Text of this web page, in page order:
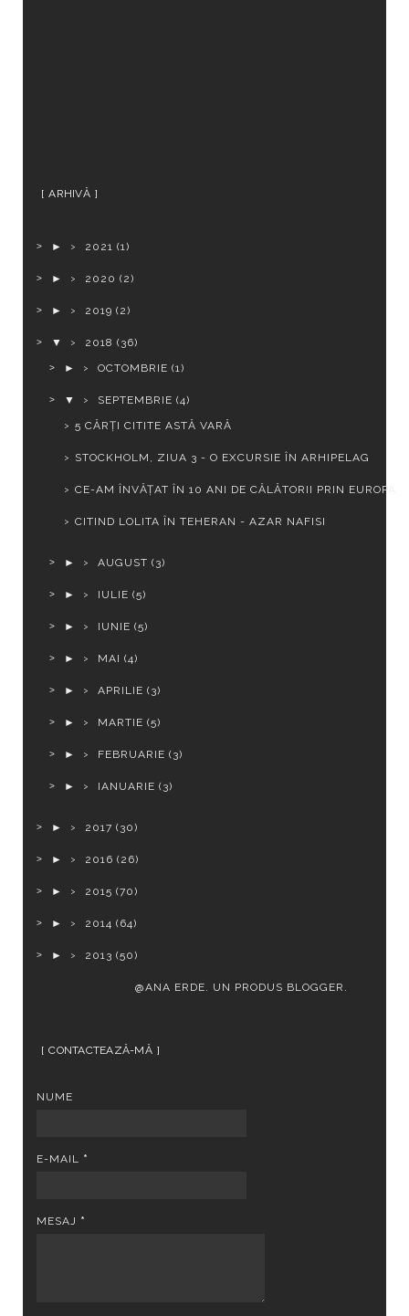
ARHIVĂ
► 2021 (1)
► 2020 (2)
► 2019 (2)
▼ 2018 (36)
►
OCTOMBRIE(1)
▼ SEPTEMBRIE(4)
5 CĂRȚI CITITE ASTĂ VARĂ
STOCKHOLM, ZIUA 3 - O EXCURSIE ÎN ARHIPELAG
CE-AM ÎNVĂȚAT ÎN 10 ANI DE CĂLĂTORII PRIN EUROPA
CITIND LOLITA ÎN TEHERAN - AZAR NAFISI
► AUGUST(3)
► IULIE(5)
► IUNIE(5)
► MAI(4)
► APRILIE(3)
► MARTIE(5)
► FEBRUARIE(3)
► IANUARIE(3)
► 2017 (30)
► 2016 (26)
► 2015 (70)
► 2014 (64)
► 2013 (50)
@ANA ERDE. UN PRODUS BLOGGER .
CONTACTEAZĂ-MĂ
NUME
E-MAIL *
MESAJ *